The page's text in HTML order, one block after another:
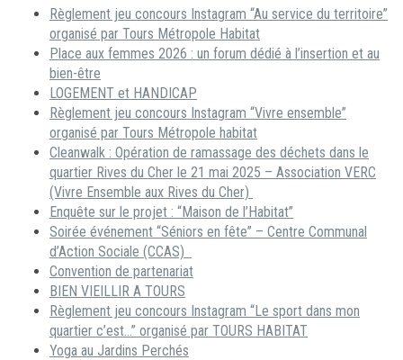
Règlement jeu concours Instagram “Au service du territoire”
organisé par Tours Métropole Habitat
Place aux femmes 2026 : un forum dédié à l’insertion et au
bien-être
LOGEMENT et HANDICAP
Règlement jeu concours Instagram “Vivre ensemble”
organisé par Tours Métropole habitat
Cleanwalk : Opération de ramassage des déchets dans le
quartier Rives du Cher le 21 mai 2025 – Association VERC
(Vivre Ensemble aux Rives du Cher)
Enquête sur le projet : “Maison de l’Habitat”
Soirée événement “Séniors en fête” – Centre Communal
d’Action Sociale (CCAS)
Convention de partenariat
BIEN VIEILLIR A TOURS
Règlement jeu concours Instagram “Le sport dans mon
quartier c’est…” organisé par TOURS HABITAT
Yoga au Jardins Perchés